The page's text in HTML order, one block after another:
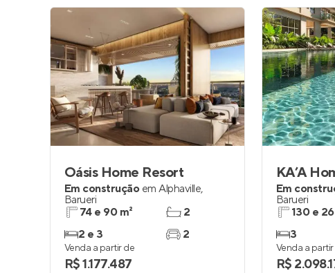
Oásis Home Resort
Em construção em Alphaville,
Barueri
74 e 90 m²
2 e 3
2
2
Venda a partir de
R$ 1.177.487
KA’A
Em
Barueri
130 e
3
Venda a
R$